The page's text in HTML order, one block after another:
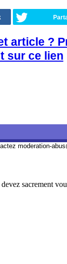
article ?
sur ce lien
moderation-